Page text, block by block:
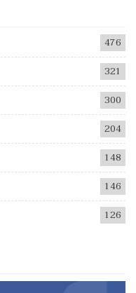
476
321
300
204
148
146
126